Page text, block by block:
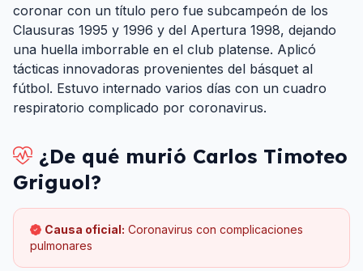
coronar con un título pero fue subcampeón de los
Clausuras 1995 y 1996 y del Apertura 1998, dejando
una huella imborrable en el club platense. Aplicó
tácticas innovadoras provenientes del básquet al
fútbol. Estuvo internado varios días con un cuadro
respiratorio complicado por coronavirus.
¿De qué murió Carlos Timoteo
Griguol?
Causa oficial: Coronavirus con complicaciones
pulmonares